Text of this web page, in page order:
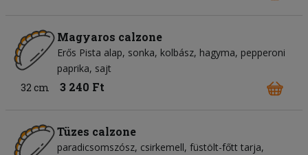
Magyaros calzone
Erős Pista alap sonka kolbász hagyma pepperoni
paprika sajt
32 cm
3 240 Ft
Tüzes calzone
paradicsomszósz csirkemell füstölt-főtt tarja